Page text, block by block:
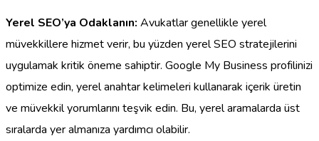
Yerel SEO’ya Odaklanın: Avukatlar genellikle yerel
müvekkillere hizmet verir, bu yüzden yerel SEO stratejilerini
uygulamak kritik öneme sahiptir. Google My Business profilinizi
optimize edin, yerel anahtar kelimeleri kullanarak içerik üretin
ve müvekkil yorumlarını teşvik edin. Bu, yerel aramalarda üst
sıralarda yer almanıza yardımcı olabilir.